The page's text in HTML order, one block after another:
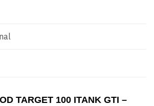
TARGET 100 ITANK GTI –